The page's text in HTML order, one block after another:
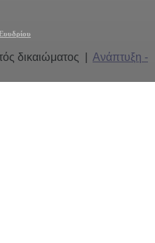
δικαιώματος | Ανάπτυξη -